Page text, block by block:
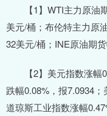
【1】WTI主力原油期
美元/桶；布伦特主力原
32美元/桶；INE原油期货
【2】美元指数涨幅
跌幅0.08%，报7.0934
道琼斯工业指数涨幅